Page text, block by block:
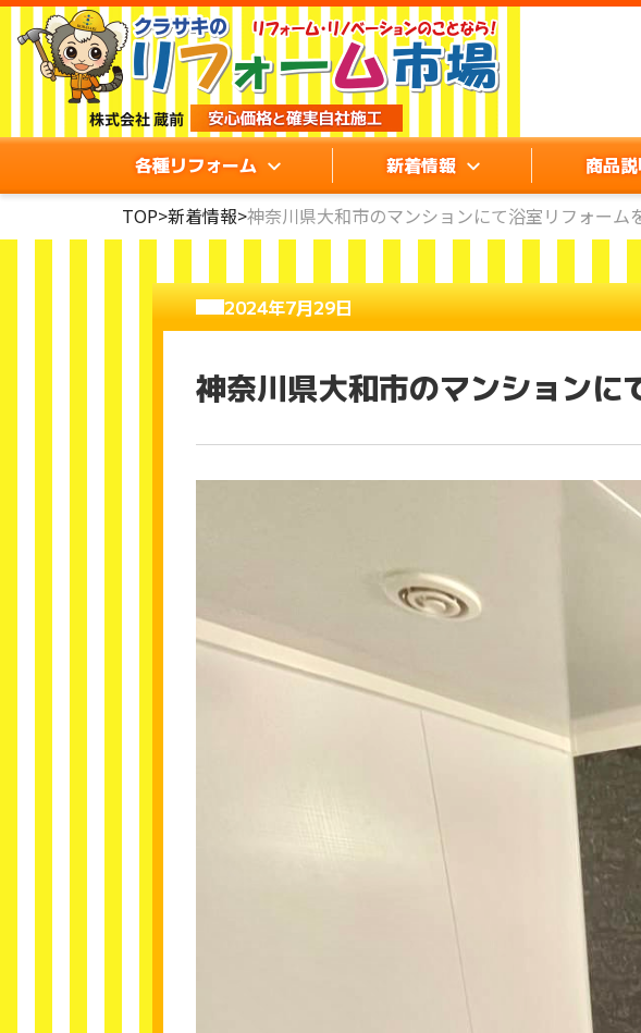
各種リフォーム 新着情報 商品
TOP>新着情報>神奈川県大和市のマンションにて浴室リフォーム
2024年7月29日
神奈川県大和市のマンションに